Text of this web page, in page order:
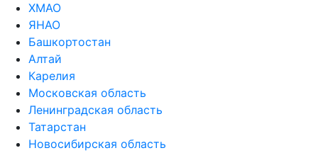
ХМАО
ЯНАО
Башкортостан
Алтай
Карелия
Московская область
Ленинградская область
Татарстан
Новосибирская область